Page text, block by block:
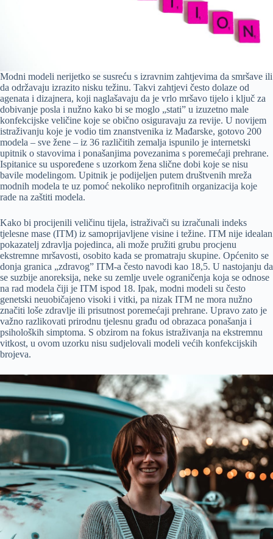
Modni modeli nerijetko se susreću s izravnim zahtjevima da smršave ili
da održavaju izrazito nisku težinu. Takvi zahtjevi često dolaze od
agenata i dizajnera, koji naglašavaju da je vrlo mršavo tijelo i ključ za
dobivanje posla i nužno kako bi se moglo „stati” u izuzetno male
konfekcijske veličine koje se obično osiguravaju za revije. U novijem
istraživanju koje je vodio tim znanstvenika iz Mađarske, gotovo 200
modela – sve žene – iz 36 različitih zemalja ispunilo je internetski
upitnik o stavovima i ponašanjima povezanima s poremećaji prehrane.
Ispitanice su uspoređene s uzorkom žena slične dobi koje se nisu
bavile modelingom. Upitnik je podijeljen putem društvenih mreža
modnih modela te uz pomoć nekoliko neprofitnih organizacija koje
rade na zaštiti modela.
Kako bi procijenili veličinu tijela, istraživači su izračunali indeks
tjelesne mase (ITM) iz samoprijavljene visine i težine. ITM nije idealan
pokazatelj zdravlja pojedinca, ali može pružiti grubu procjenu
ekstremne mršavosti, osobito kada se promatraju skupine. Općenito se
donja granica „zdravog” ITM-a često navodi kao 18,5. U nastojanju da
se suzbije anoreksija, neke su zemlje uvele ograničenja koja se odnose
na rad modela čiji je ITM ispod 18. Ipak, modni modeli su često
genetski neuobičajeno visoki i vitki, pa nizak ITM ne mora nužno
značiti loše zdravlje ili prisutnost poremećaji prehrane. Upravo zato je
važno razlikovati prirodnu tjelesnu građu od obrazaca ponašanja i
psiholoških simptoma. S obzirom na fokus istraživanja na ekstremnu
vitkost, u ovom uzorku nisu sudjelovali modeli većih konfekcijskih
brojeva.